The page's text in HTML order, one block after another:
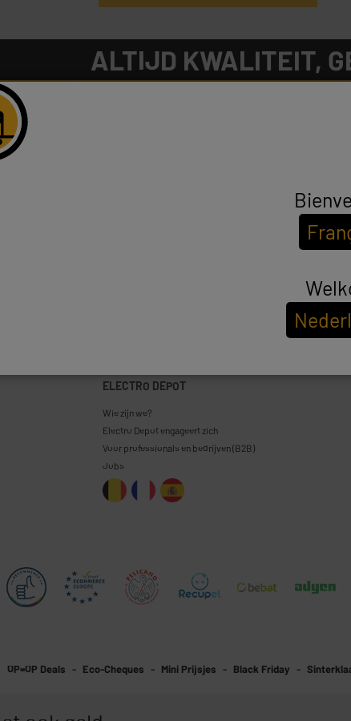
ALTIJD KWALITEIT,
Evere (Brussel)
ELECTRO DEPOT
Wie zijn we?
Electro Depot engageert zich
Voor professionals en bedrijven (B2B)
Jobs
OP=OP Deals Eco-Cheques Mini Prijsjes Black Friday